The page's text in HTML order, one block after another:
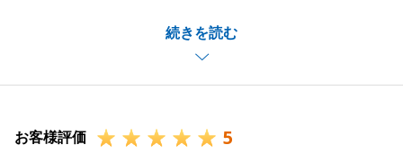
続きを読む
のご協力をしていただきました。
二人三脚でご売却ができたと思っております。
お部屋を気にいっていただいた方にご購入いただくこ
改めましてこの度は弊社をご利用いただきありがとう
お客様評価 5